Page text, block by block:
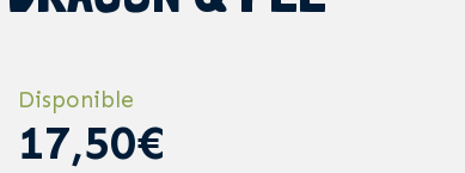
Disponible
17,50€